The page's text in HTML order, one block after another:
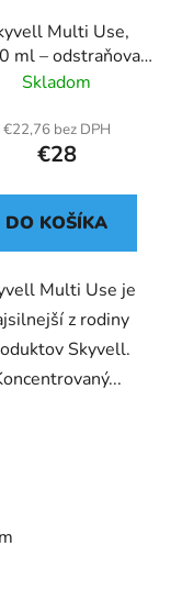
Multi Use,
ml – odstraňovač
pachov z
tvrdých povrchov
Skladom
€22,76 bez DPH
€28
DO KOŠÍKA
Multi Use je
z rodiny
Skyvell.